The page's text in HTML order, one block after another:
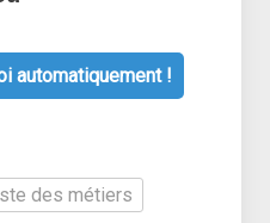
automatiquement !
des métiers